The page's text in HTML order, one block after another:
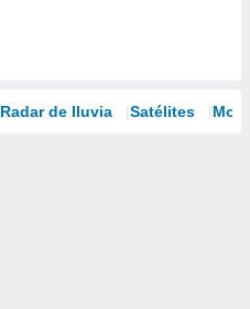
Radar de lluvia Satélites